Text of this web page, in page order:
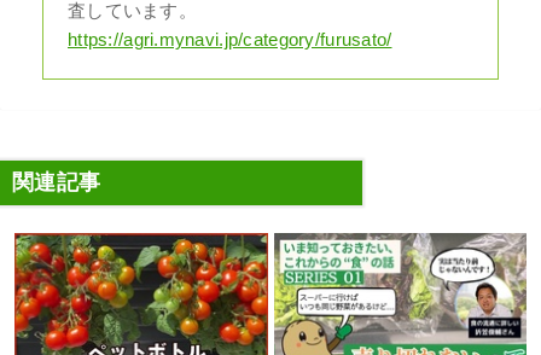
査しています。
https://agri.mynavi.jp/category/furusato/
関連記事